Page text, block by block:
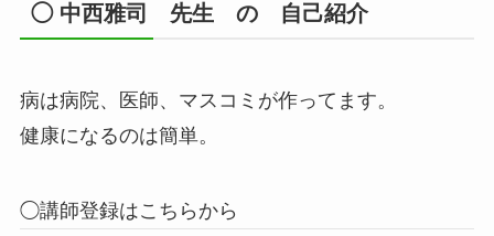
◯ 中西雅司 先生 の 自己紹介
病は病院、医師、マスコミが作ってます。
健康になるのは簡単。
◯講師登録はこちらから